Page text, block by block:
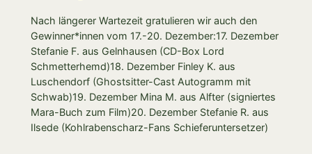
Nach längerer Wartezeit gratulieren wir auch den
Gewinner*innen vom 17.-20. Dezember:17. Dezember
Stefanie F. aus Gelnhausen (CD-Box Lord
Schmetterhemd)18. Dezember Finley K. aus
Luschendorf (Ghostsitter-Cast Autogramm mit
Schwab)19. Dezember Mina M. aus Alfter (signiertes
Mara-Buch zum Film)20. Dezember Stefanie R. aus
Ilsede (Kohlrabenscharz-Fans Schieferuntersetzer)